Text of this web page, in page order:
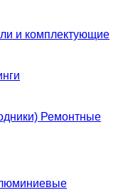
и комплектующие
Ремонтные